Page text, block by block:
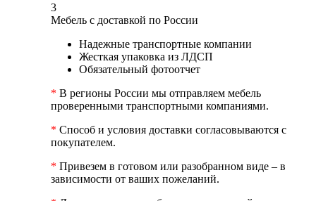
3
Мебель с доставкой по России
Надежные транспортные компании
Жесткая упаковка из ЛДСП
Обязательный фотоотчет
* В регионы России мы отправляем мебель
проверенными транспортными компаниями.
* Способ и условия доставки согласовываются с
покупателем.
* Привезем в готовом или разобранном виде – в
зависимости от ваших пожеланий.